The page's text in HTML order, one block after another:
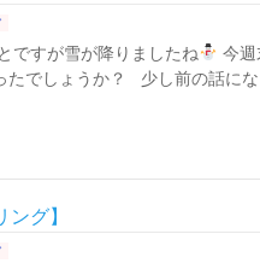
ですが雪が降りましたね
今週
たでしょうか？ 少し前の話に
グ】